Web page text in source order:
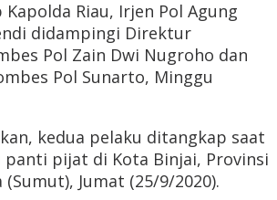
Kapolda Riau, Irjen Pol Agung
didampingi Direktur
Pol Zain Dwi Nugroho dan
Pol Sunarto, Minggu
kedua pelaku ditangkap saat
panti pijat di Kota Binjai, Provinsi
Jumat (25/9/2020).